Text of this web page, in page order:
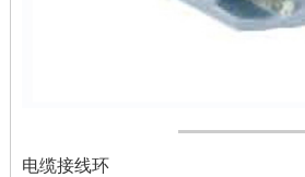
电缆接线环